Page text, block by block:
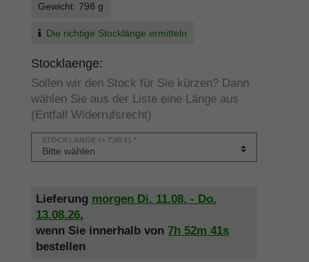
Gewicht: 798 g
Die richtige Stocklänge ermitteln
Stocklaenge:
Sollen wir den Stock für Sie kürzen? Dann
wählen Sie aus der Liste eine Länge aus
(Entfall Widerrufsrecht)
STOCKLÄNGE (+ 7,95 €) *
Lieferung morgen Di. 11.08. - Do.
13.08.26,
wenn Sie innerhalb von 7h 52m 41s
bestellen